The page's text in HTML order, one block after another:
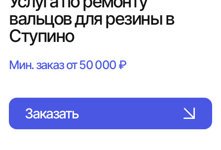
вальцов для резины в
Ступино
Мин. заказ от 50 000 ₽
Заказать